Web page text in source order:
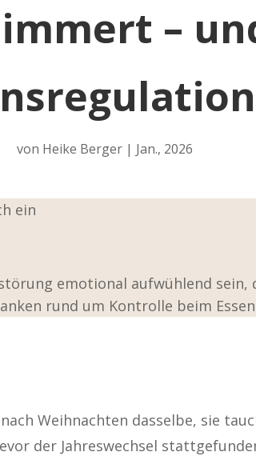
–
von Heike Berger | Jan., 2026
ein
emotional aufwühlend sein,
rund um Kontrolle beim
Weihnachten dasselbe, sie
der Jahreswechsel